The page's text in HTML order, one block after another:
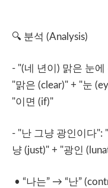
🔍 분석 (Analysis)
- "(네 년이 ) 맑은 눈에
"맑은 (clear)" + "눈
"이면 (if)"
- "난 그냥 광인이다": "
냥 (just)" + "광인
• “나는” → “난”